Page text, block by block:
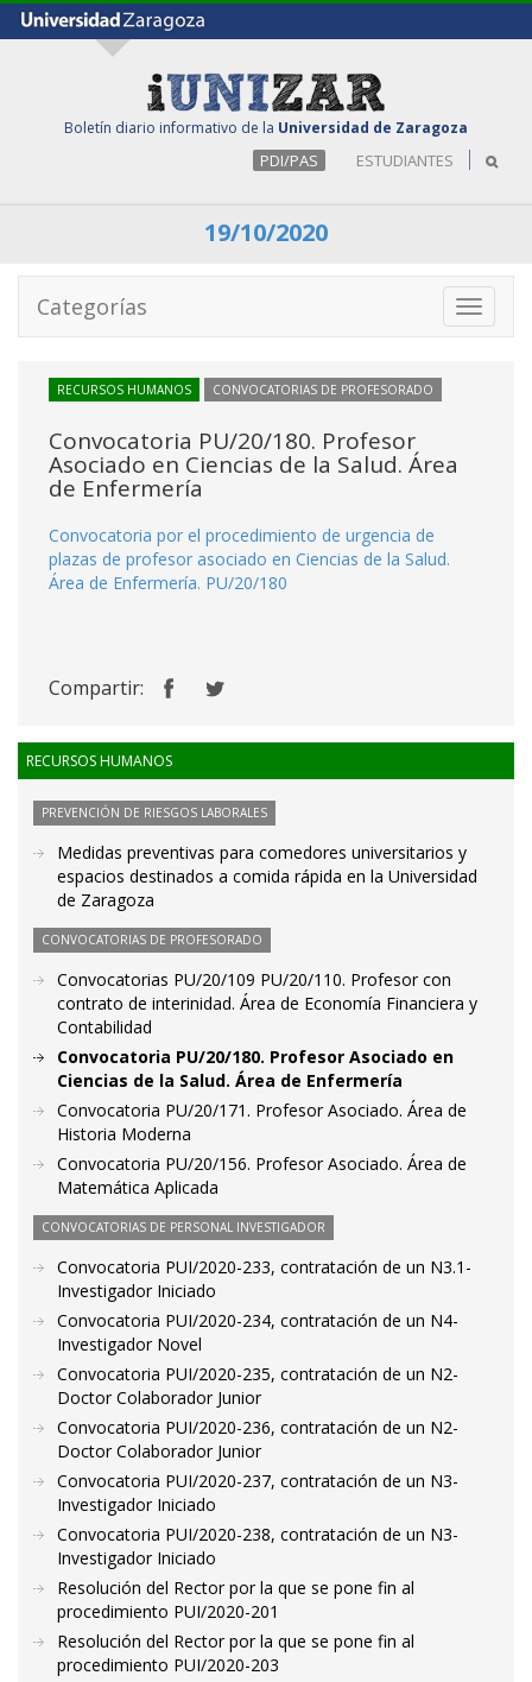
Boletín diario informativo de la Universidad de Zaragoza
PDI/PAS ESTUDIANTES
19/10/2020
Toggle
Categorías
RECURSOS HUMANOS CONVOCATORIAS DE PROFESORADO
Convocatoria PU/20/180. Profesor
Asociado en Ciencias de la Salud. Área
de Enfermería
Convocatoria por el procedimiento de urgencia de
plazas de profesor asociado en Ciencias de la Salud.
Área de Enfermería. PU/20/180
Compartir:
RECURSOS HUMANOS
PREVENCIÓN DE RIESGOS LABORALES
Medidas preventivas para comedores universitarios y
espacios destinados a comida rápida en la Universidad
de Zaragoza
CONVOCATORIAS DE PROFESORADO
Convocatorias PU/20/109 PU/20/110. Profesor con
contrato de interinidad. Área de Economía Financiera y
Contabilidad
Convocatoria PU/20/180. Profesor Asociado en
Ciencias de la Salud. Área de Enfermería
Convocatoria PU/20/171. Profesor Asociado. Área de
Historia Moderna
Convocatoria PU/20/156. Profesor Asociado. Área de
Matemática Aplicada
CONVOCATORIAS DE PERSONAL INVESTIGADOR
Convocatoria PUI/2020-233, contratación de un N3.1-
Investigador Iniciado
Convocatoria PUI/2020-234, contratación de un N4-
Investigador Novel
Convocatoria PUI/2020-235, contratación de un N2-
Doctor Colaborador Junior
Convocatoria PUI/2020-236, contratación de un N2-
Doctor Colaborador Junior
Convocatoria PUI/2020-237, contratación de un N3-
Investigador Iniciado
Convocatoria PUI/2020-238, contratación de un N3-
Investigador Iniciado
Resolución del Rector por la que se pone fin al
procedimiento PUI/2020-201
Resolución del Rector por la que se pone fin al
procedimiento PUI/2020-203